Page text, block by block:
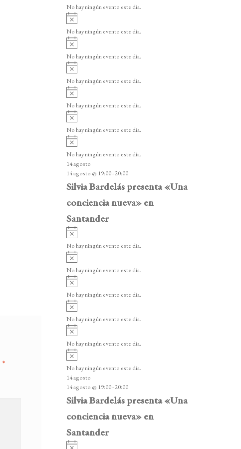
*
e
n
t
o
s
o
i
o
No hay ningún evento este día.
v
i
o
No hay ningún evento este día.
A
v
i
o
No hay ningún evento este día.
A
v
i
o
No hay ningún evento este día.
v
i
o
No hay ningún evento este día.
v
i
o
No hay ningún evento este día.
v
i
s
o
No hay ningún evento este día.
14 agosto
14 agosto @ 19:00-20:00
Silvia Bardelás presenta «Una
conciencia nueva» en
Santander
v
i
o
No hay ningún evento este día.
v
i
o
No hay ningún evento este día.
v
i
o
No hay ningún evento este día.
v
i
o
No hay ningún evento este día.
v
i
o
No hay ningún evento este día.
v
i
s
o
No hay ningún evento este día.
14 agosto
14 agosto @ 19:00-20:00
Silvia Bardelás presenta «Una
conciencia nueva» en
Santander
A